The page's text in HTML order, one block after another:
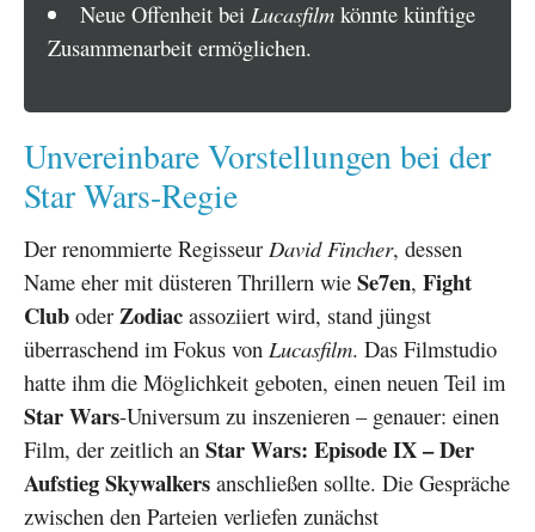
Neue Offenheit bei Lucasfilmkönnte künftige
Zusammenarbeit ermöglichen.
Unvereinbare Vorstellungen bei der
Star Wars-Regie
Der renommierte Regisseur David Fincher, dessen
Name eher mit düsteren Thrillern wie Se7en, Fight
Club oder Zodiac assoziiert wird, stand jüngst
überraschend im Fokus von Lucasfilm. Das Filmstudio
hatte ihm die Möglichkeit geboten, einen neuen Teil im
Star Wars-Universum zu inszenieren – genauer: einen
Film, der zeitlich an Star Wars: Episode IX – Der
Aufstieg Skywalkers anschließen sollte. Die Gespräche
zwischen den Parteien verliefen zunächst